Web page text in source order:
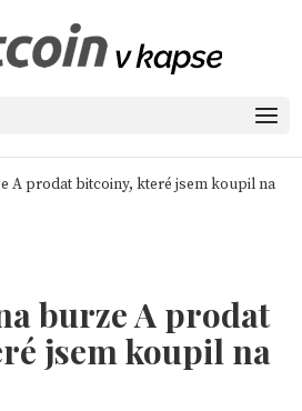
A prodat bitcoiny, které jsem koupil na
burze A prodat
jsem koupil na